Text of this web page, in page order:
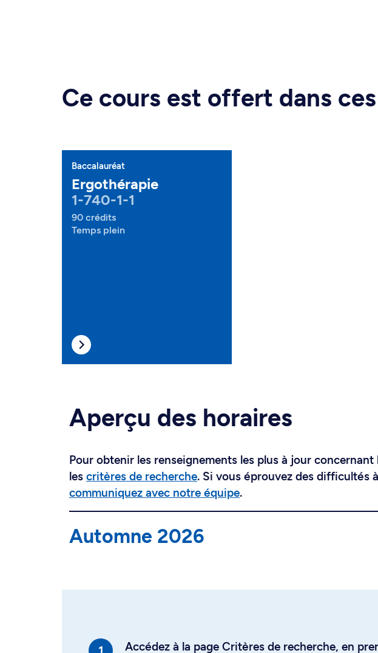
Ce cours est offert dans
Baccalauréat
Ergothérapie
1-740-1-1
90 crédits
Temps plein
Aperçu des horaires
Pour obtenir les renseignements les plus à jour
les critères de recherche. Si vous éprouvez des difficultés
communiquez avec notre équipe.
Automne 2026
Accédez à la page Critères de recherche, en